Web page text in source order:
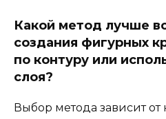
Какой метод лучше
создания фигурных
по контуру или
слоя?
Выбор метода зависит